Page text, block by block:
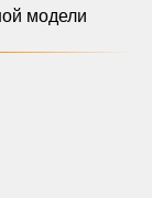
модели